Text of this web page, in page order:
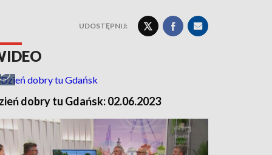
UDOSTĘPNIJ:
dobry tu Gdańsk: 02.06.2023